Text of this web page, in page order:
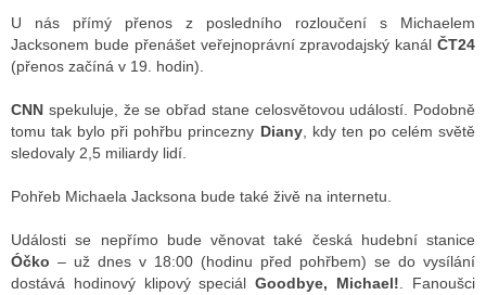
TELEVIZE
TELEVIZÍ
VYSÍLAČE
STRÁNKY RÁDIÍ
U nás přímý přenos z posledního rozloučení s Michaelem
Jacksonem bude přenášet veřejnoprávní zpravodajský kanál ČT24
(přenos začíná v 19. hodin).
CNN spekuluje, že se obřad stane celosvětovou událostí. Podobně
tomu tak bylo při pohřbu princezny Diany, kdy ten po celém světě
sledovaly 2,5 miliardy lidí.
Pohřeb Michaela Jacksona bude také živě na internetu.
Události se nepřímo bude věnovat také česká hudební stanice
Óčko – už dnes v 18:00 (hodinu před pohřbem) se do vysílání
dostává hodinový klipový speciálGoodbye, Michael! . Fanoušci